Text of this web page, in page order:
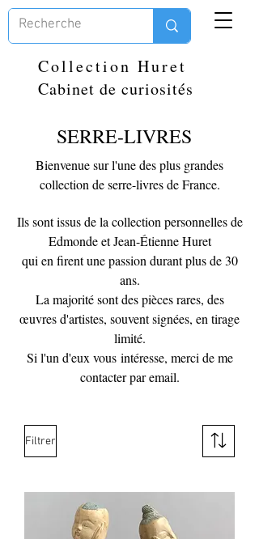
Collection Huret
Cabinet de curiosités
SERRE-LIVRES
Bienvenue sur l'une des plus grandes
collection de serre-livres de France.
Ils sont issus de la collection personnelles de
Edmonde et Jean-Étienne Huret
qui en firent une passion durant plus de 30
ans.
La majorité sont des pièces rares, des
œuvres d'artistes, souvent signées, en tirage
limité.
Si l'un d'eux vous intéresse, merci de me
contacter par email.
Filtrer